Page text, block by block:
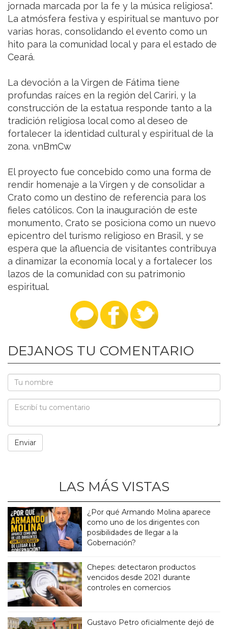
jornada marcada por la fe y la música religiosa".
La atmósfera festiva y espiritual se mantuvo por
varias horas, consolidando el evento como un
hito para la comunidad local y para el estado de
Ceará.
La devoción a la Virgen de Fátima tiene
profundas raíces en la región del Cariri, y la
construcción de la estatua responde tanto a la
tradición religiosa local como al deseo de
fortalecer la identidad cultural y espiritual de la
zona. vnBmCw
El proyecto fue concebido como una forma de
rendir homenaje a la Virgen y de consolidar a
Crato como un destino de referencia para los
fieles católicos. Con la inauguración de este
monumento, Crato se posiciona como un nuevo
epicentro del turismo religioso en Brasil, y se
espera que la afluencia de visitantes contribuya
a dinamizar la economía local y a fortalecer los
lazos de la comunidad con su patrimonio
espiritual.
DEJANOS TU COMENTARIO
LAS MÁS VISTAS
¿Por qué Armando Molina aparece
como uno de los dirigentes con
posibilidades de llegar a la
Gobernación?
Chepes: detectaron productos
vencidos desde 2021 durante
controles en comercios
Gustavo Petro oficialmente dejó de